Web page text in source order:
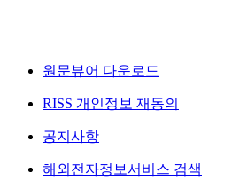
원문뷰어 다운로드
RISS 개인정보 재동의
공지사항
해외전자정보서비스 검색